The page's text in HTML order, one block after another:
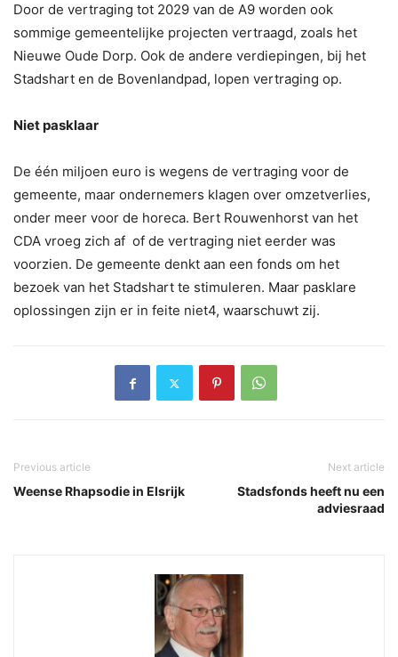
Door de vertraging tot 2029 van de A9 worden ook
sommige gemeentelijke projecten vertraagd, zoals het
Nieuwe Oude Dorp. Ook de andere verdiepingen, bij het
Stadshart en de Bovenlandpad, lopen vertraging op.
Niet pasklaar
De één miljoen euro is wegens de vertraging voor de
gemeente, maar ondernemers klagen over omzetverlies,
onder meer voor de horeca. Bert Rouwenhorst van het
CDA vroeg zich af of de vertraging niet eerder was
voorzien. De gemeente denkt aan een fonds om het
bezoek van het Stadshart te stimuleren. Maar pasklare
oplossingen zijn er in feite niet4, waarschuwt zij.
Previous article
Weense Rhapsodie in Elsrijk
Next article
Stadsfonds heeft nu een
adviesraad